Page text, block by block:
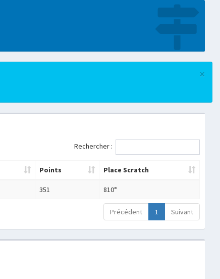
×
Rechercher :
Points Place Scratch
351 810°
Précédent 1 Suivant